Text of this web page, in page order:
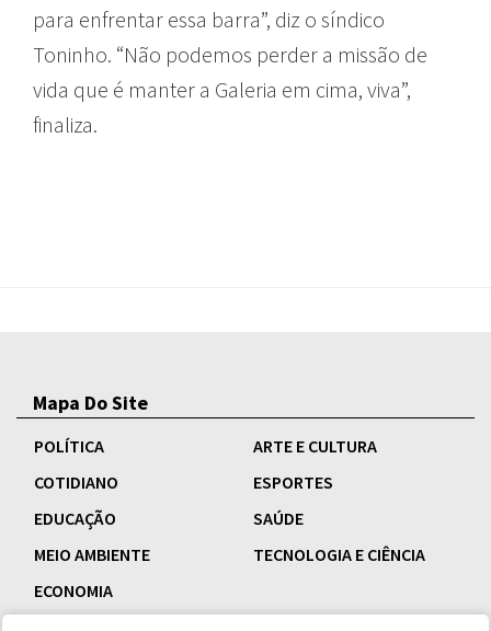
para enfrentar essa barra”, diz o síndico
Toninho. “Não podemos perder a missão de
vida que é manter a Galeria em cima, viva”,
finaliza.
Mapa Do Site
POLÍTICA
ARTE E CULTURA
COTIDIANO
ESPORTES
EDUCAÇÃO
SAÚDE
MEIO AMBIENTE
TECNOLOGIA E CIÊNCIA
ECONOMIA